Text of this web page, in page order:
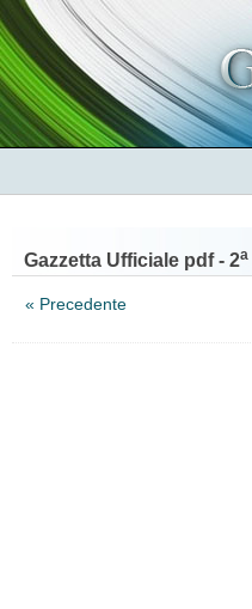
Gazzetta Ufficiale pdf - 2a
« Precedente